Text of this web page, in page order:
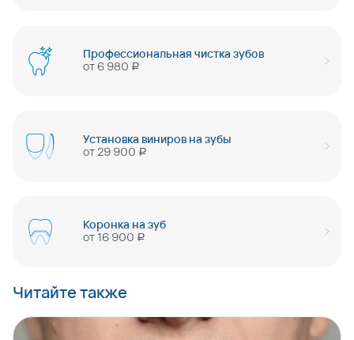
Профессиональная чистка зубов
от 6 980 руб
Установка виниров на зубы
от 29 900 руб
Коронка на зуб
от16 900 руб
Читайте также